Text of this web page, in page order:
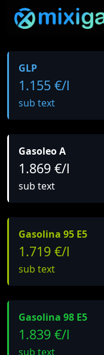
GLP
1.155 €/l
sub text
Gasoleo A
1.869 €/l
sub text
Gasolina 95 E5
1.719 €/l
sub text
Gasolina 98 E5
1.839 €/l
sub text